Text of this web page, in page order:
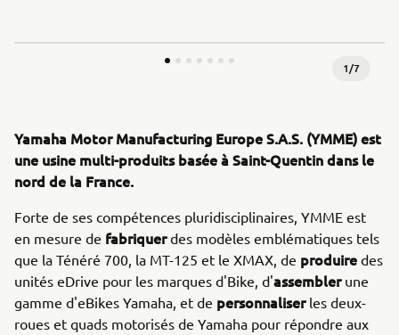
1/7
Yamaha Motor Manufacturing Europe S.A.S. (YMME) est
une usine multi-produits basée à Saint-Quentin dans le
nord de la France.
Forte de ses compétences pluridisciplinaires, YMME est
en mesure de fabriquerdes modèles emblématiques tels
que la Ténéré 700, la MT-125 et le XMAX, de produire des
unités eDrive pour les marques d'Bike, d'assemblerune
gamme d'eBikes Yamaha, et de personnaliserles deux-
roues et quads motorisés de Yamaha pour répondre aux